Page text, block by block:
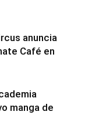
anuncia
Café en
manga de